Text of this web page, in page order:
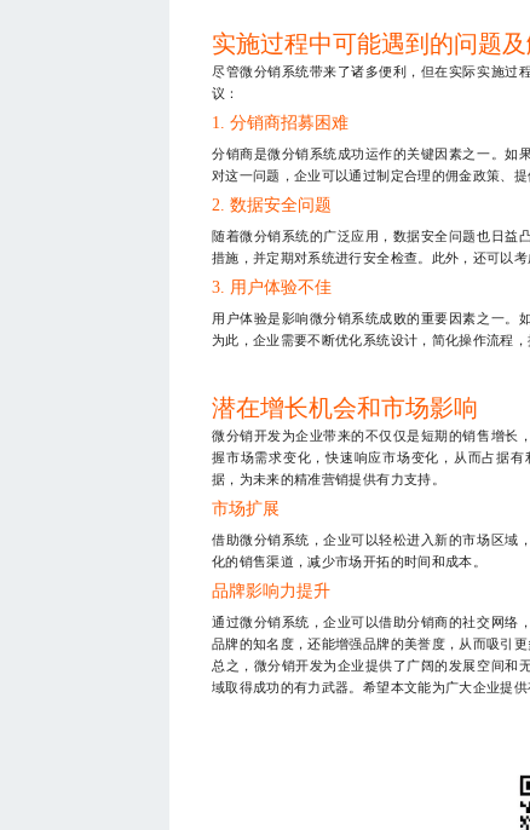
实施过程中可能遇到的问题
尽管微分销系统带来了诸多便利，但在实际实施过
议：
1. 分销商招募困难
分销商是微分销系统成功运作的关键因素之一。如
对这一问题，企业可以通过制定合理的佣金政策、
2. 数据安全问题
随着微分销系统的广泛应用，数据安全问题也日益
措施，并定期对系统进行安全检查。此外，还可以
3. 用户体验不佳
用户体验是影响微分销系统成败的重要因素之一。
为此，企业需要不断优化系统设计，简化操作流程，
潜在增长机会和市场影响
微分销开发为企业带来的不仅仅是短期的销售增长
握市场需求变化，快速响应市场变化，从而占据
据，为未来的精准营销提供有力支持。
市场扩展
借助微分销系统，企业可以轻松进入新的市场区域
化的销售渠道，减少市场开拓的时间和成本。
品牌影响力提升
通过微分销系统，企业可以借助分销商的社交网络
品牌的知名度，还能增强品牌的美誉度，从而吸引更
总之，微分销开发为企业提供了广阔的发展空间和
域取得成功的有力武器。希望本文能为广大企业提